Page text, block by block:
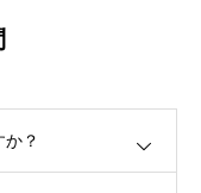
？